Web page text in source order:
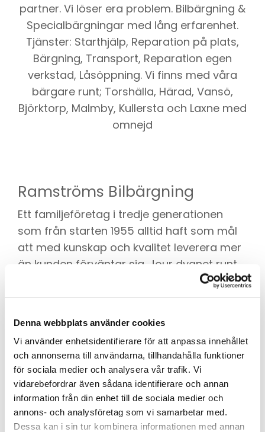
Denna webbplats använder cookies
Vi använder enhetsidentifierare för att anpassa innehållet
och annonserna till användarna, tillhandahålla funktioner
för sociala medier och analysera vår trafik. Vi
vidarebefordrar även sådana identifierare och annan
information från din enhet till de sociala medier och
annons- och analysföretag som vi samarbetar med.
Dessa kan i sin tur kombinera informationen med annan
partner. Vi löser era problem. Bilbärgning &
Specialbärgningar med lång erfarenhet.
Tjänster: Starthjälp, Reparation på plats,
Bärgning, Transport, Reparation egen
verkstad, Låsöppning. Vi finns med våra
bärgare runt; Torshälla, Härad, Vansö,
Björktorp, Malmby, Kullersta och Laxne med
omnejd
Ramströms Bilbärgning
Ett familjeföretag i tredje generationen
som från starten 1955 alltid haft som mål
att med kunskap och kvalitet leverera mer
än kunden förväntar sig. Jour dygnet runt
Ramströms Bilbärgning AB
Jour dygnet runt016-13 02 02
LÄS VÅRA ELLER GE OSS GÄRNA DIN
RECENSION